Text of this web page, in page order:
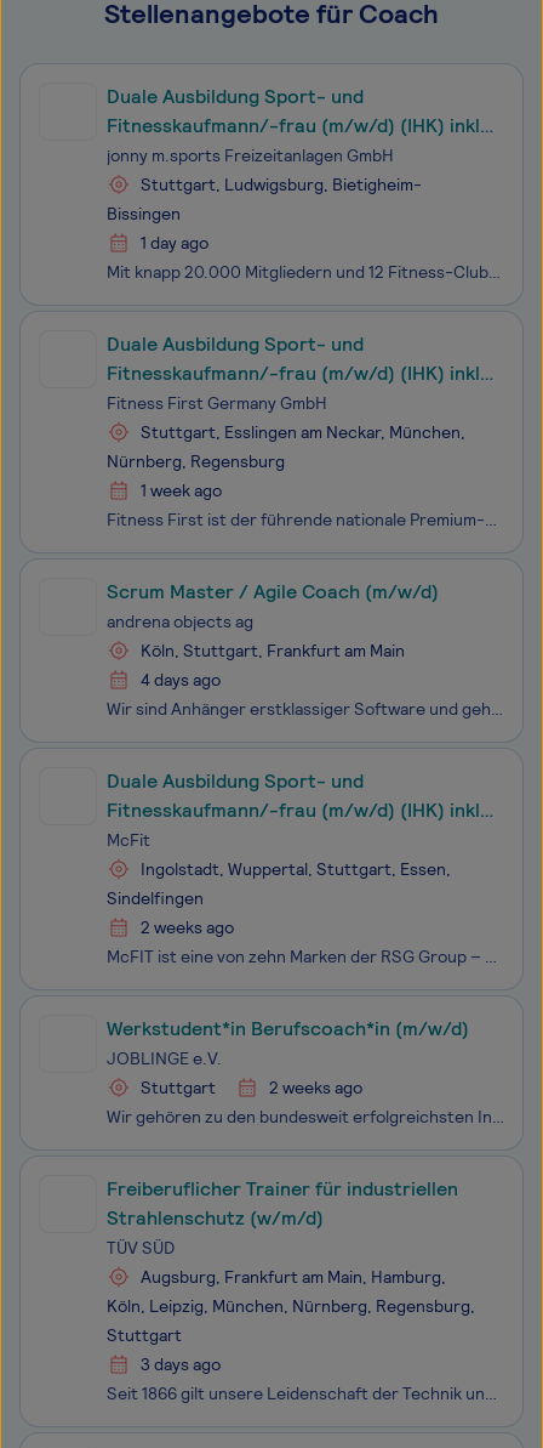
Stellenangebote für Coach
Duale Ausbildung Sport- und
Fitnesskaufmann/-frau (m/w/d) (IHK) inkl.
Professional Fitnesscoach
jonny m.sports Freizeitanlagen GmbH
Stuttgart, Ludwigsburg, Bietigheim-
Bissingen
1 day ago
Mit knapp 20.000 Mitgliedern und 12 Fitness-Clubs gehört JONNY M. zu den erfolgreichsten Fitnessketten in ganz Deutschland. Aktuell beschäftigen wir über 100 Mitarbeiter in unseren Standorten in Stuttgart, Ludwigsburg, Bietigheim und Karlsruhe und sind durchgehend auf der Suche nach neuen Kolleginne
Duale Ausbildung Sport- und
Fitnesskaufmann/-frau (m/w/d) (IHK) inkl.
Professional Fitnesscoach
Fitness First Germany GmbH
Stuttgart, Esslingen am Neckar, München,
Nürnberg, Regensburg
1 week ago
Fitness First ist der führende nationale Premium-Fitnessanbieter in Deutschland mit ca. 200.000 Mitgliedern in Deutschland. Wir bieten unseren Kunden ein umfassendes Fitness- und Wellnesserlebnis mit innovativen Trainingskonzepten und professioneller Trainingsunterstützung. Wir gehören als Teil der
Scrum Master / Agile Coach (m/w/d)
andrena objects ag
Köln, Stuttgart, Frankfurt am Main
4 days ago
Wir sind Anhänger erstklassiger Software und gehören zu den Pionieren der Agilität in Deutschland. Wir unterstützen unsere Kunden darin, innovative Softwareprodukte agil zu entwickeln. Die enge Verbindung von Agile Software Engineering und Agile Coaching ist für uns charakteristisch.
Duale Ausbildung Sport- und
Fitnesskaufmann/-frau (m/w/d) (IHK) inkl.
Professional Fitnesscoach
McFit
Ingolstadt, Wuppertal, Stuttgart, Essen,
Sindelfingen
2 weeks ago
McFIT ist eine von zehn Marken der RSG Group – einem der weltweit führenden Unternehmen im Fitnessbereich mit über 4,5 Millionen Mitgliedern.1997 haben wir die Branche revolutioniert, indem wir Fitness für alle zugänglich gemacht haben. Heute gehören wir mit über 230 Studios in Deutschland, Österrei
Werkstudent*in Berufscoach*in (m/w/d)
JOBLINGE e.V.
Stuttgart
2 weeks ago
Wir gehören zu den bundesweit erfolgreichsten Initiativen gegen Jugendarbeitslosigkeit. Seit 2008 unterstützen wir junge Erwachsene mit schwierigen Startbedingungen mit unseren drei Programmen PLAN A, JOBLINGE und basecamp auf ihrem Weg in Ausbildung und Beruf.Bis heute haben wir in unseren Programm
Freiberuflicher Trainer für industriellen
Strahlenschutz (w/m/d)
TÜV SÜD
Augsburg, Frankfurt am Main, Hamburg,
Köln, Leipzig, München, Nürnberg, Regensburg,
Stuttgart
3 days ago
Seit 1866 gilt unsere Leidenschaft der Technik und der Sicherheit. Innovationen beeinflussen unser Leben in vielfältiger Weise. Für die Sicherheit von Menschen und der Gesellschaft setzen wir uns jeden Tag aufs Neue ein und schaffen Vertrauen in neue Technologien. Wir sind Teil des Fortschritts. Wir